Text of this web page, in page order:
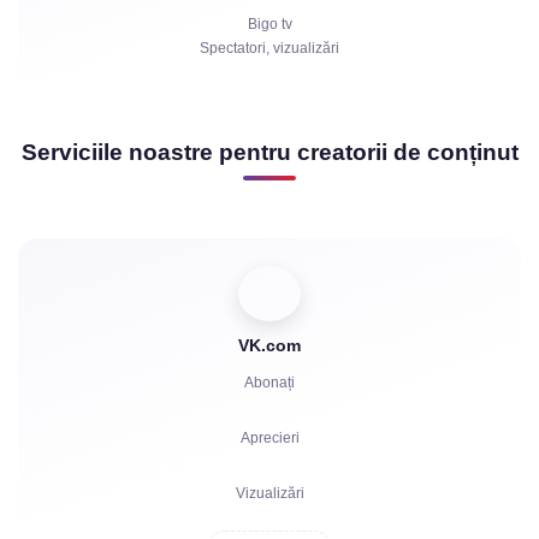
Bigo tv
Spectatori, vizualizări
Serviciile noastre pentru creatorii de conținut
VK.com
Abonați
Aprecieri
Vizualizări